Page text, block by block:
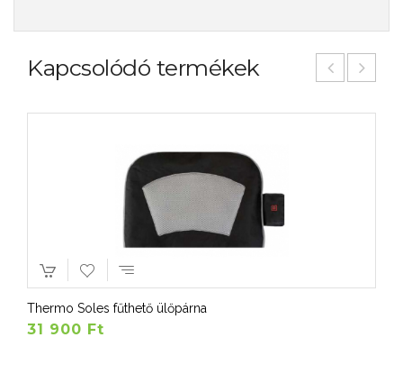
Kapcsolódó termékek
Thermo Soles fűthető ülőpárna
31 900 Ft